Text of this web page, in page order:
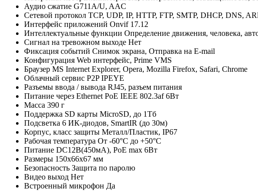
Аудио сжатие G711A/U, AAC
Сетевой протокол TCP, UDP, IP, HTTP, FTP, SMTP, DHCP, DNS,
Интерфейс приложений Onvif 17.12
Интеллектуальные функции Определение движения, человека,
Сигнал на тревожном выходе Нет
Фиксация событий Снимок экрана, Отправка на E-mail
Конфигурация Web интерфейс, Prime VMS
Браузер MS Internet Explorer, Opera, Mozilla Firefox, Safari, Chrome
Облачный сервис P2P IPEYE
Разъемы ввода / вывода RJ45, разъем питания
Питание через Ethernet PoE IEEE 802.3af 6Вт
Масса 390 г
Поддержка SD карты MicroSD, до 1Тб
Подсветка 6 ИК-диодов, SmartIR (до 30м)
Корпус, класс защиты Металл/Пластик, IP67
Рабочая температура От -60°С до +50°С
Питание DC12В(450мА), PoE max 6Вт
Размеры 150х66х67 мм
Безопасность Защита по паролю
Видео выход Нет
Встроенный микрофон Да